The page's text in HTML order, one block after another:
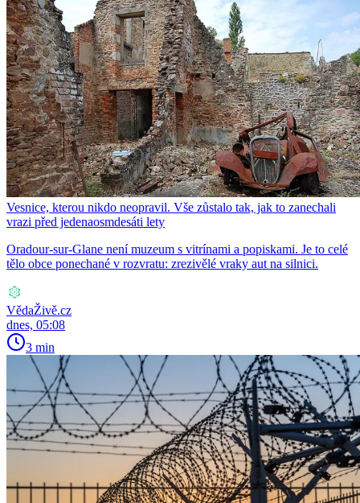
Vesnice, kterou nikdo neopravil. Vše zůstalo tak, jak to zanechali
vrazi před jedenaosmdesáti lety
Oradour-sur-Glane není muzeum s vitrínami a popiskami. Je to celé
tělo obce ponechané v rozvratu: zrezivělé vraky aut na silnici.
VědaŽivě.cz
dnes, 05:08
3 min